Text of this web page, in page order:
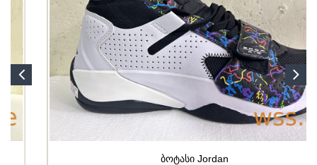
ბოტასი Jordan